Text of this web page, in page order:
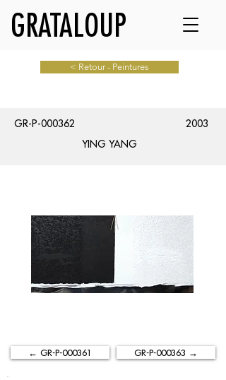
GRATALOUP
< Retour - Peintures
GR-P-000362
2003
YING YANG
← GR-P-000361 GR-P-000363 →